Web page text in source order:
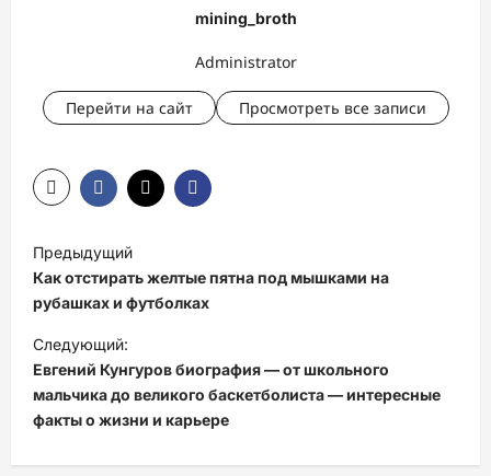
mining_broth
Administrator
Перейти на сайт Просмотреть все записи
Н
а
в
и
г
а
Предыдущий
Как отстирать желтые пятна под мышками на
рубашках и футболках
Следующий:
Евгений Кунгуров биография — от школьного
мальчика до великого баскетболиста — интересные
факты о жизни и карьере